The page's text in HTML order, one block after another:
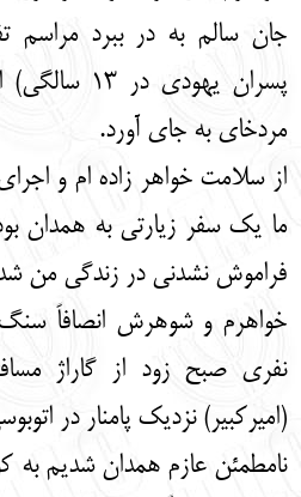
English
جان سالم به در ببرد مراسم
پسران
مردخای به جای آورد.
از سلامت خواهر زاده ام و
ما یک سفر زیارتی به همدان
فراموش نشدنی در زندگی من
خواهرم و شوهرش انصافاً سنگ
نفری صبح زود از گاراژ
(امیرکبیر) نزدیک پامنار در
نامطمئن عازم همدان شدیم به